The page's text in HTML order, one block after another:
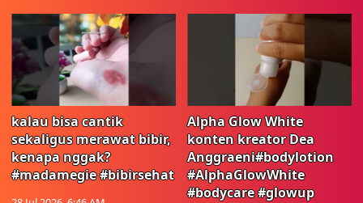
kalau bisa cantik
sekaligus merawat bibir,
kenapa nggak?
#madamegie #bibirsehat
Alpha Glow White
konten kreator Dea
Anggraeni#bodylotion
#AlphaGlowWhite
#bodycare #glowup